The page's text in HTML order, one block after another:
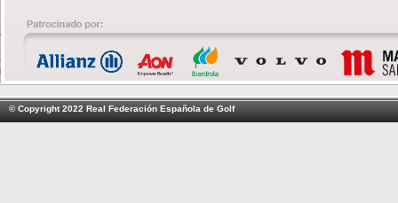
© Copyright 2022 Real Federación Española de Golf